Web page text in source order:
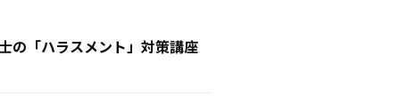
の「ハラスメント」対策講座